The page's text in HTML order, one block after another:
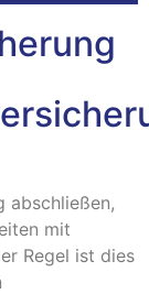
abschließen,
mit
Regel ist dies